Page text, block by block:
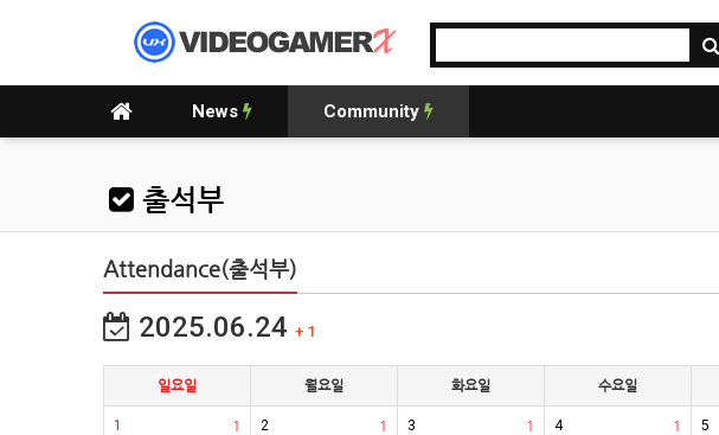
News Community
출석부
Attendance(출석부)
2025.06.24 + 1
일요일 월요일 화요일 수요일
1
1 1
2 1
3 1
4 5